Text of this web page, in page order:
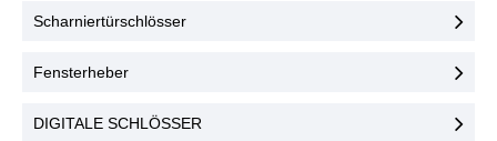
Kontaktieren Sie uns noch
Scharniertürschlösser
Fensterheber
DIGITALE SCHLÖSSER